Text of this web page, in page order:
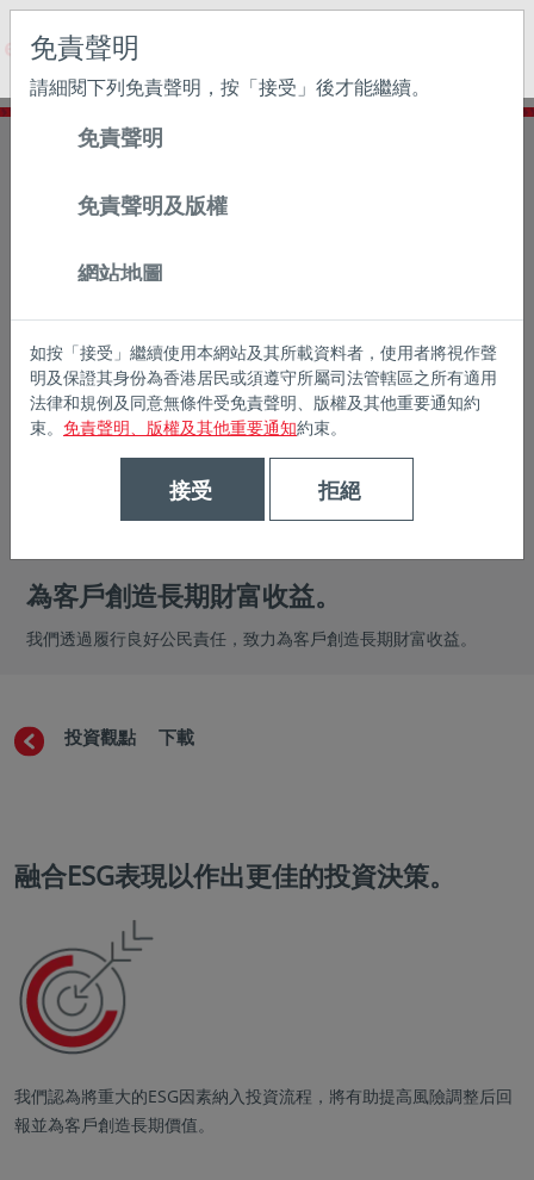
可持續發展
為客戶創造長期財富收益。
我們透過履行良好公民責任，致力為客戶創造長期財富收益。
整合 投資觀點 下載
融合ESG表現以作出更佳的投資決策。
我們認為將重大的ESG因素納入投資流程，將有助提高風險調整后回
報並為客戶創造長期價值。
免責聲明
請細閱下列免責聲明，按「接受」後才能繼續。
免責聲明
免責聲明及版權
網站地圖
如按「接受」繼續使用本網站及其所載資料者，使用者將視作聲
明及保證其身份為香港居民或須遵守所屬司法管轄區之所有適用
法律和規例及同意無條件受免責聲明、版權及其他重要通知約
束。 免責聲明、版權及其他重要通知約束。
接受 拒絕
privacy very seriously. Please see our privacy policy for
details and any questions.YesNo